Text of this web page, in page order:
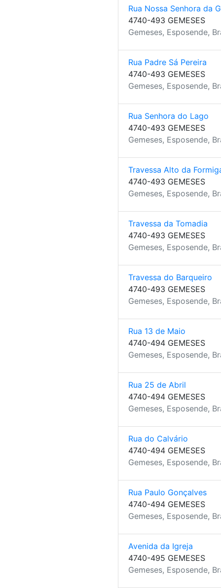
Rua Nossa Senhora da
4740-493 GEMESES
Gemeses, Esposende,
Rua Padre Sá Pereira
4740-493 GEMESES
Gemeses, Esposende,
Rua Senhora do Lago
4740-493 GEMESES
Gemeses, Esposende,
Travessa Alto da
4740-493 GEMESES
Gemeses, Esposende,
Travessa da Tomadia
4740-493 GEMESES
Gemeses, Esposende,
Travessa do Barqueiro
4740-493 GEMESES
Gemeses, Esposende,
Rua 13 de Maio
4740-494 GEMESES
Gemeses, Esposende,
Rua 25 de Abril
4740-494 GEMESES
Gemeses, Esposende,
Rua do Calvário
4740-494 GEMESES
Gemeses, Esposende,
Rua Paulo Gonçalves
4740-494 GEMESES
Gemeses, Esposende,
Avenida da Igreja
4740-495 GEMESES
Gemeses, Esposende,